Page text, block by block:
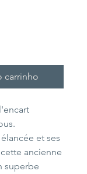
carrinho
et ses
ancienne
superbe